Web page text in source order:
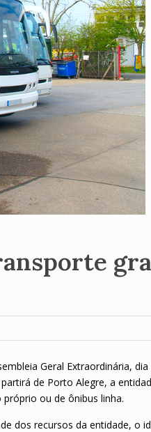
Geral Extraordinária,
de Porto Alegre, a
ou de ônibus linha.
dos recursos da entidade, o